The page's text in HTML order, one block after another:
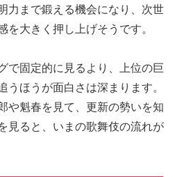
力まで鍛える機会になり、次世
を大きく押し上げそうです。
で固定的に見るより、上位の巨
うほうが面白さは深まります。
や魁春を見て、更新の勢いを知
見ると、いまの歌舞伎の流れが